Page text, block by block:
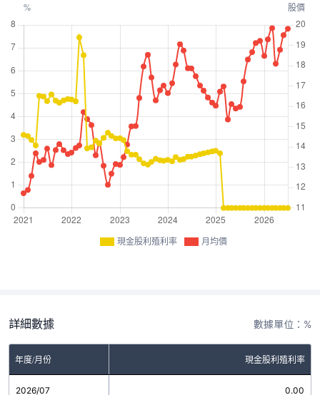
現金股利殖利率 月均價
詳細數據 數據單位：%
年度/月份 現金股利殖利率
2026/07 0.00